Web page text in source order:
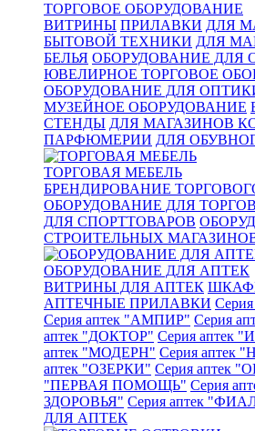
ТОРГОВОЕ ОБОРУДОВАНИЕ
ВИТРИНЫ ПРИЛАВКИ ДЛЯ
БЫТОВОЙ ТЕХНИКИ ДЛЯ
БЕЛЬЯ ОБОРУДОВАНИЕ ДЛЯ
ЮВЕЛИРНОЕ ТОРГОВОЕ
ОБОРУДОВАНИЕ ДЛЯ
МУЗЕЙНОЕ ОБОРУДОВАНИЕ
СТЕНДЫ ДЛЯ МАГАЗИНОВ
ПАРФЮМЕРИИ ДЛЯ
ТОРГОВАЯ МЕБЕЛЬ
БРЕНДИРОВАНИЕ
ОБОРУДОВАНИЕ ДЛЯ
ДЛЯ СПОРТТОВАРОВ
СТРОИТЕЛЬНЫХ
ОБОРУДОВАНИЕ ДЛЯ АПТЕК
ВИТРИНЫ ДЛЯ АПТЕК
АПТЕЧНЫЕ ПРИЛАВКИ
Серия аптек "АМПИР" Серия
аптек "ДОКТОР" Серия аптек
аптек "МОДЕРН" Серия аптек
аптек "ОЗЕРКИ" Серия аптек
"ПЕРВАЯ ПОМОЩЬ" Серия
ЗДОРОВЬЯ" Серия аптек
ДЛЯ АПТЕК